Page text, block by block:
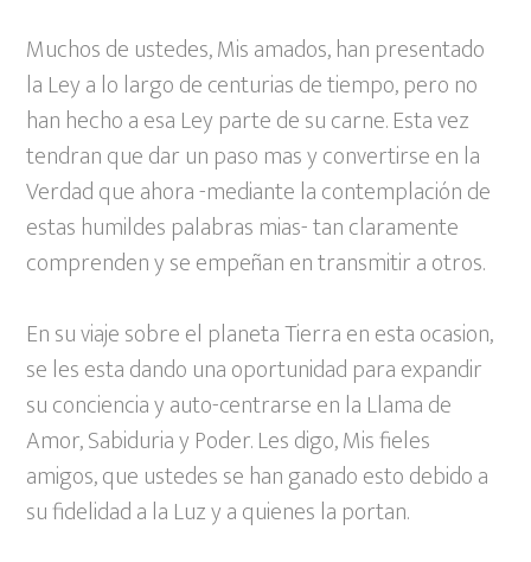
Muchos de ustedes, Mis amados, han presentado
la Ley a lo largo de centurias de tiempo, pero no
han hecho a esa Ley parte de su carne. Esta vez
tendran que dar un paso mas y convertirse en la
Verdad que ahora -mediante la contemplación de
estas humildes palabras mias-tan claramente
comprenden y se empeñan en transmitir a otros.
En su viaje sobre el planeta Tierra en esta ocasion,
se les esta dando una oportunidad para expandir
su conciencia y auto-centrarse en la Llama de
Amor, Sabiduria y Poder. Les digo, Mis fieles
amigos, que ustedes se han ganado esto debido a
su fidelidad a la Luz y a quienes la portan.